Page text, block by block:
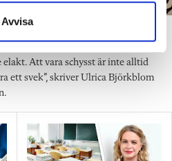
Avvisa
är inte elakt”
elakt. Att vara schysst är inte alltid
ett svek”, skriver Ulrica Björkblom